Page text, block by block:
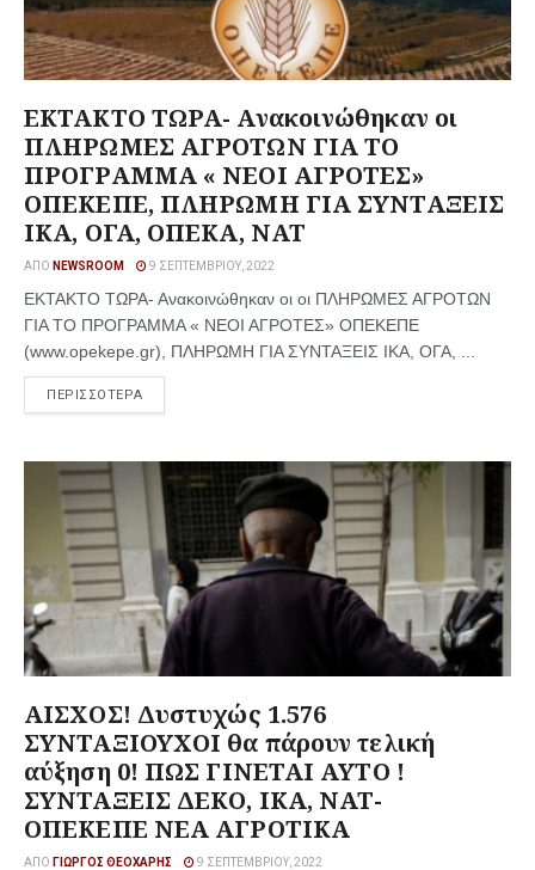
ΕΚΤΑΚΤΟ ΤΩΡΑ- Ανακοινώθηκαν οι
ΠΛΗΡΩΜΕΣ ΑΓΡΟΤΩΝ ΓΙΑ ΤΟ
ΠΡΟΓΡΑΜΜΑ « ΝΕΟΙ ΑΓΡΟΤΕΣ»
ΟΠΕΚΕΠΕ, ΠΛΗΡΩΜΗ ΓΙΑ ΣΥΝΤΑΞΕΙΣ
ΙΚΑ, ΟΓΑ, ΟΠΕΚΑ, ΝΑΤ
ΑΠΌ NEWSROOM 9 ΣΕΠΤΕΜΒΡΊΟΥ, 2022
ΕΚΤΑΚΤΟ ΤΩΡΑ- Ανακοινώθηκαν οι οι ΠΛΗΡΩΜΕΣ ΑΓΡΟΤΩΝ
ΓΙΑ ΤΟ ΠΡΟΓΡΑΜΜΑ « ΝΕΟΙ ΑΓΡΟΤΕΣ» ΟΠΕΚΕΠΕ
(www.opekepe.gr), ΠΛΗΡΩΜΗ ΓΙΑ ΣΥΝΤΑΞΕΙΣ ΙΚΑ, ΟΓΑ, ...
ΠΕΡΙΣΣΟΤΕΡΑ
ΑΙΣΧΟΣ! Δυστυχώς 1.576
ΣΥΝΤΑΞΙΟΥΧΟΙ θα πάρουν τελική
αύξηση 0! ΠΩΣ ΓΙΝΕΤΑΙ ΑΥΤΟ !
ΣΥΝΤΑΞΕΙΣ ΔΕΚΟ, ΙΚΑ, ΝΑΤ-
ΟΠΕΚΕΠΕ ΝΕΑ ΑΓΡΟΤΙΚΑ
ΑΠΌ ΓΙΏΡΓΟΣ ΘΕΟΧΆΡΗΣ 9 ΣΕΠΤΕΜΒΡΊΟΥ, 2022